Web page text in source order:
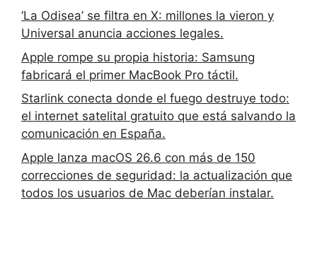
‘La Odisea’ se filtra en X: millones la vieron y
Universal anuncia acciones legales.
Apple rompe su propia historia: Samsung
fabricará el primer MacBook Pro táctil.
Starlink conecta donde el fuego destruye todo:
el internet satelital gratuito que está salvando la
comunicación en España.
Apple lanza macOS 26.6 con más de 150
correcciones de seguridad: la actualización que
todos los usuarios de Mac deberían instalar.